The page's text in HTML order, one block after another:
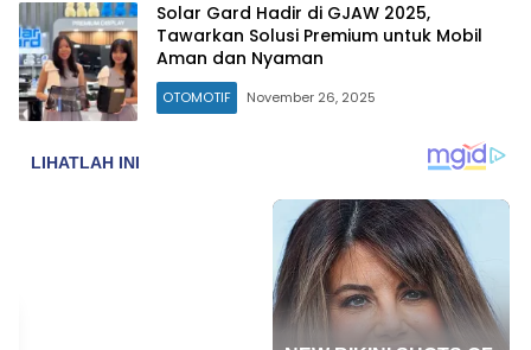
Solar Gard Hadir di GJAW 2025,
Tawarkan Solusi Premium untuk Mobil
Aman dan Nyaman
OTOMOTIF November 26, 2025